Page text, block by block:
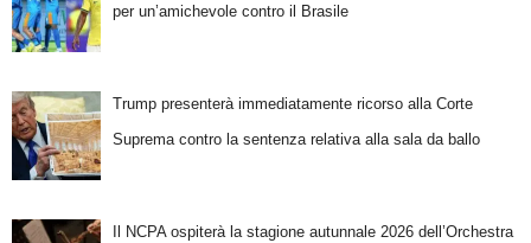
per un’amichevole contro il Brasile
Trump presenterà immediatamente ricorso alla Corte
Suprema contro la sentenza relativa alla sala da ballo
Il NCPA ospiterà la stagione autunnale 2026 dell’Orchestra